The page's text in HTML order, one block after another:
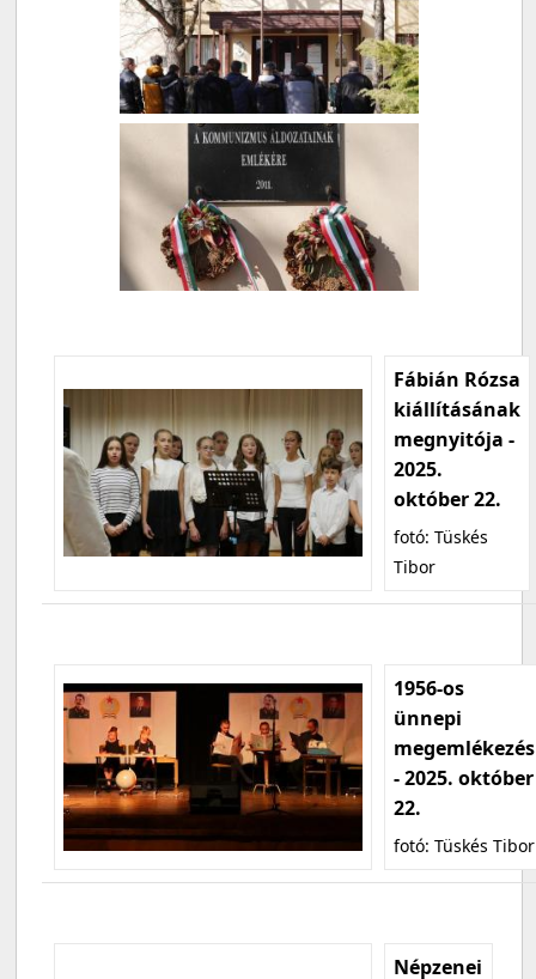
Fábián Rózsa
kiállításának
megnyitója -
2025.
október 22.
fotó: Tüskés
Tibor
1956-os
ünnepi
megemlékezés
- 2025. október
22.
fotó: Tüskés Tibor
Népzenei